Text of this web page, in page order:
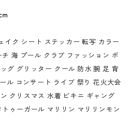
イク シート ステッカー 転写 カラー
海 プール クラブ ファッション ボ
グ グリッター クール 防水 腕 足 背
ル コンサート ライブ 祭り 花火大会
クリスマス 水着 ビキニ ギャング
ゥーガール マリリン マリリンモン